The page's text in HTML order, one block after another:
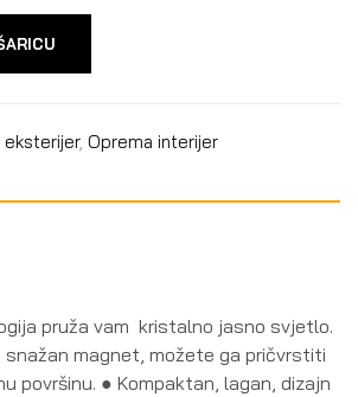
eksterijer, Oprema interijer
pruža vam kristalno jasno svjetlo.
snažan magnet, možete ga pričvrstiti
površinu. ● Kompaktan, lagan, dizajn